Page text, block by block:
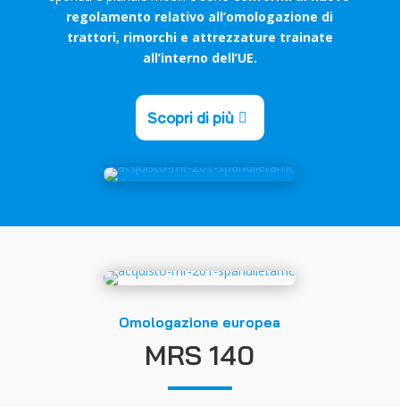
regolamento relativo all’omologazione di
trattori, rimorchi e attrezzature trainate
all’interno dell’UE.
Scopri di più
Omologazione europea
MRS 140